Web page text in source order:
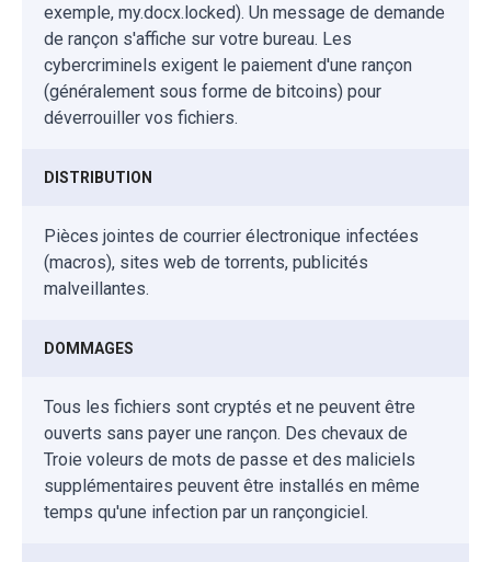
exemple, my.docx.locked). Un message de demande
de rançon s'affiche sur votre bureau. Les
cybercriminels exigent le paiement d'une rançon
(généralement sous forme de bitcoins) pour
déverrouiller vos fichiers.
DISTRIBUTION
Pièces jointes de courrier électronique infectées
(macros), sites web de torrents, publicités
malveillantes.
DOMMAGES
Tous les fichiers sont cryptés et ne peuvent être
ouverts sans payer une rançon. Des chevaux de
Troie voleurs de mots de passe et des maliciels
supplémentaires peuvent être installés en même
temps qu'une infection par un rançongiciel.